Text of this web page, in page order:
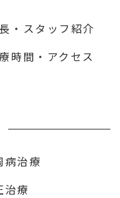
・スタッフ紹介
時間・アクセス
病治療
治療